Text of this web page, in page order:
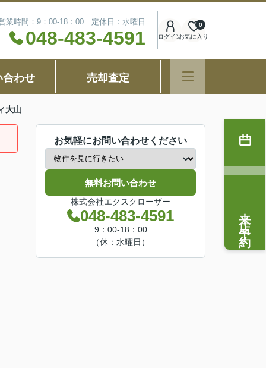
業時間：9：00-18：00 定休日：水曜日
048-483-4591 ログインお気に入り
0
合わせ 売却査定
大山
お気軽にお問い合わせください
無料お問い合わせ
株式会社エクスクローザー
048-483-4591
9：00-18：00
（休：水曜日）
来店予約